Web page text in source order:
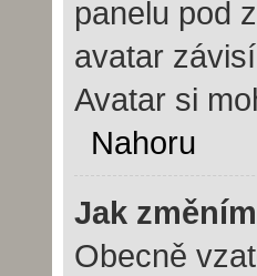
panelu pod
avatar
Avatar si
Nahoru
Jak
Obecně